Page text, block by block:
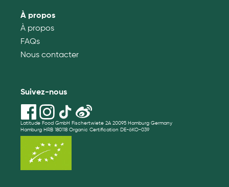
À propos
À propos
FAQs
Nous contacter
Suivez-nous
Latitude Food GmbH Fischertwiete 2A 20095 Hamburg Germany
Hamburg HRB 180118 Organic Certification DE-öKO-039